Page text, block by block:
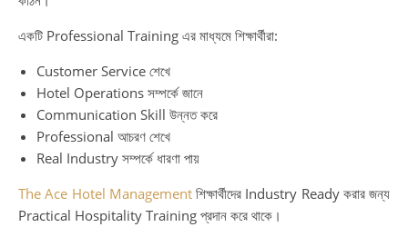
একটি Professional Training এর মাধ্যমে শিক্ষার্থীরা:
Customer Service শেখে
Hotel Operations সম্পর্কে জানে
Communication Skill উন্নত করে
Professional আচরণ শেখে
Real Industry সম্পর্কে ধারণা পায়
The Ace Hotel Managementশিক্ষার্থীদের Industry Ready করার জন্য
Practical Hospitality Training প্রদান করে থাকে।